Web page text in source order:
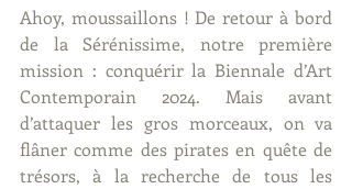
Ahoy, moussaillons ! De retour à bord
de la Sérénissime, notre première
mission : conquérir la Biennale d’Art
Contemporain 2024. Mais avant
d’attaquer les gros morceaux, on va
flâner comme des pirates en quête de
trésors, à la recherche de tous les